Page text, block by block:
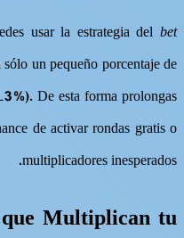
usar la estrategia del bet
un pequeño porcentaje de
%). De esta forma prolongas
de activar rondas gratis o
multiplicadores inesperados.
Multiplican tu